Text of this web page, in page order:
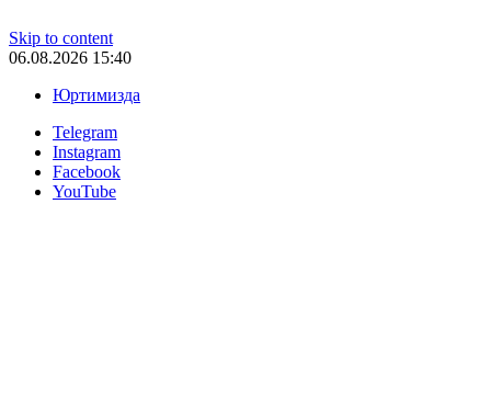
Skip to content
06.08.2026 15:40
Юртимизда
Telegram
Instagram
Facebook
YouTube